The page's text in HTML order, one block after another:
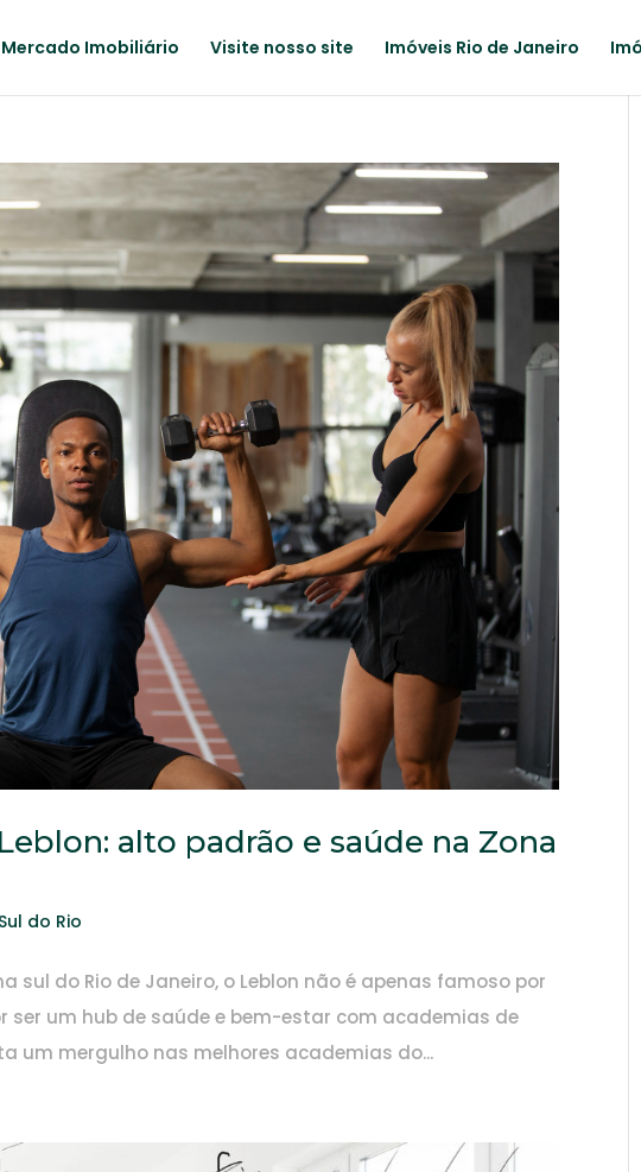
Mercado Imobiliário Visite nosso site Imóveis Rio de Janeiro
alto padrão e saúde na Zona
do Rio
sul do Rio de Janeiro, o Leblon não é apenas famoso por
um hub de saúde e bem-estar com academias de
um mergulho nas melhores academias do...